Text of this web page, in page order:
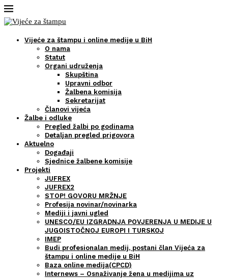
Vijeće za štampu i online medije u BiH
O nama
Statut
Organi udruženja
Skupština
Upravni odbor
Žalbena komisija
Sekretarijat
Članovi vijeća
Žalbe i odluke
Pregled žalbi po godinama
Detaljan pregled prigovora
Aktuelno
Događaji
Sjednice žalbene komisije
Projekti
JUFREX
JUFREX2
STOP! GOVORU MRŽNJE
Profesija novinar/novinarka
Mediji i javni ugled
UNESCO/EU IZGRADNJA POVJERENJA U MEDIJE U
JUGOISTOČNOJ EUROPI I TURSKOJ
IMEP
Budi profesionalan medij, postani član Vijeća za
štampu i online medije u BiH
Baza online medija(CPCD)
Internews – Osnaživanje žena u medijima uz